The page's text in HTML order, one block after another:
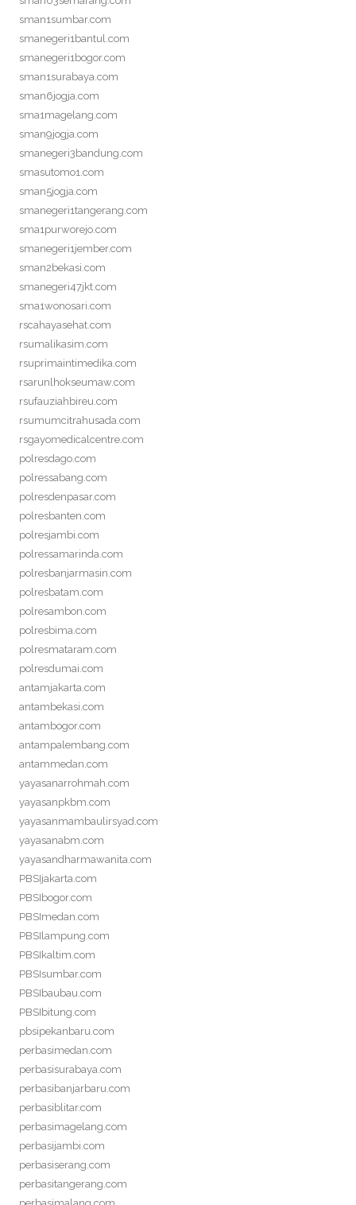
sman1sumbar.com
smanegeri1bantul.com
smanegeri1bogor.com
sman1surabaya.com
sman6jogja.com
sma1magelang.com
sman9jogja.com
smanegeri3bandung.com
smasutomo1.com
sman5jogja.com
smanegeri1tangerang.com
sma1purworejo.com
smanegeri1jember.com
sman2bekasi.com
smanegeri47jkt.com
sma1wonosari.com
rscahayasehat.com
rsumalikasim.com
rsuprimaintimedika.com
rsarunlhokseumaw.com
rsufauziahbireu.com
rsumumcitrahusada.com
rsgayomedicalcentre.com
polresdago.com
polressabang.com
polresdenpasar.com
polresbanten.com
polresjambi.com
polressamarinda.com
polresbanjarmasin.com
polresbatam.com
polresambon.com
polresbima.com
polresmataram.com
polresdumai.com
antamjakarta.com
antambekasi.com
antambogor.com
antampalembang.com
antammedan.com
yayasanarrohmah.com
yayasanpkbm.com
yayasanmambaulirsyad.com
yayasanabm.com
yayasandharmawanita.com
PBSIjakarta.com
PBSIbogor.com
PBSImedan.com
PBSIlampung.com
PBSIkaltim.com
PBSIsumbar.com
PBSIbaubau.com
PBSIbitung.com
pbsipekanbaru.com
perbasimedan.com
perbasisurabaya.com
perbasibanjarbaru.com
perbasiblitar.com
perbasimagelang.com
perbasijambi.com
perbasiserang.com
perbasitangerang.com